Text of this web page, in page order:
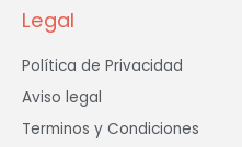
Legal
Política de Privacidad
Aviso legal
Terminos y Condiciones